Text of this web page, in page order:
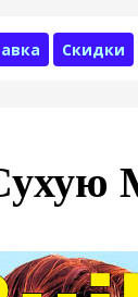
Скидки